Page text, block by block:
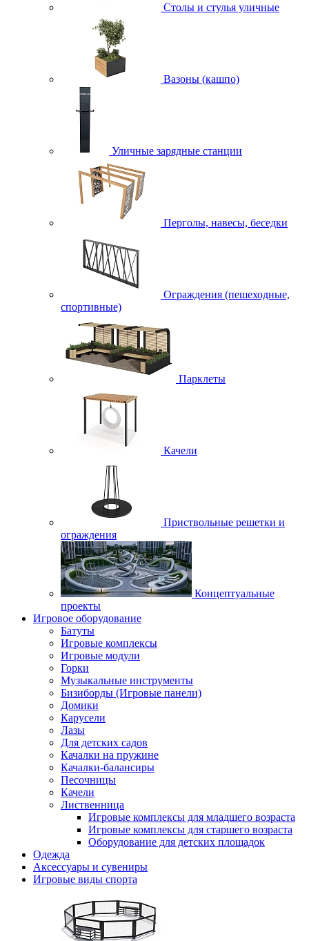
Столы и стулья уличные
Вазоны (кашпо)
Уличные зарядные станции
Перголы, навесы, беседки
Ограждения (пешеходные,
спортивные)
Парклеты
Качели
Приствольные решетки и
ограждения
Концептуальные
проекты
Игровое оборудование
Батуты
Игровые комплексы
Игровые модули
Горки
Музыкальные инструменты
Бизиборды (Игровые панели)
Домики
Карусели
Лазы
Для детских садов
Качалки на пружине
Качалки-балансиры
Песочницы
Качели
Лиственница
Игровые комплексы для младшего возраста
Игровые комплексы для старшего возраста
Оборудование для детских площадок
Одежда
Аксессуары и сувениры
Игровые виды спорта